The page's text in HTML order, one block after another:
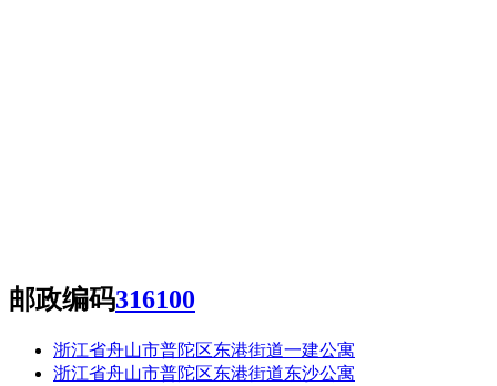
邮政编码316100
浙江省舟山市普陀区东港街道一建公寓
浙江省舟山市普陀区东港街道东沙公寓